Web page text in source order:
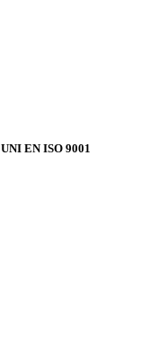
EN ISO 9001